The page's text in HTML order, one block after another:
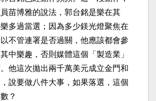
苗博雅的說法，郭台銘是樂在其
多過當選；因為多少鎂光燈聚焦在
不管連署是否過關，他應該都會參
中樂趣，否則媒體這個「製造業」
他這次拋出兩千萬美元成立金門和
說要做八件大事，如果落選，這個
？